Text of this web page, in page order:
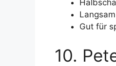
Gut für
10.